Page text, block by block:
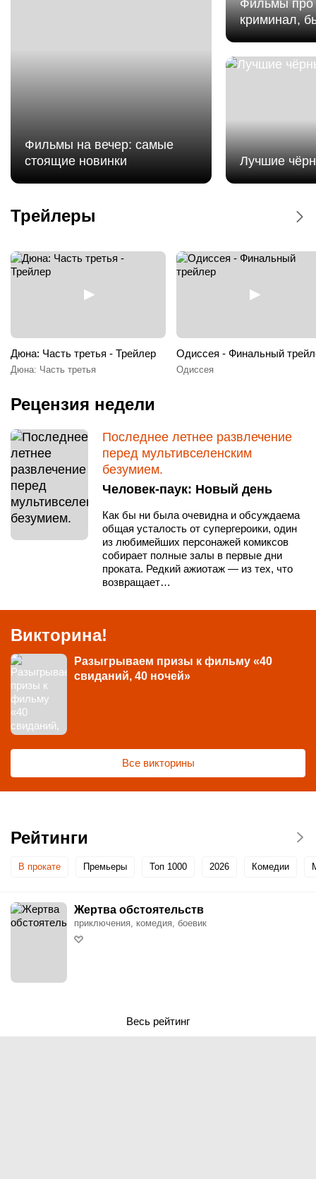
Фильмы на вечер: самые
стоящие новинки
Фильмы про
криминал,
Лучшие
Трейлеры
Мстители: Доктор Дум - Дублированный
Мстители: Доктор Дум
Дюна: Часть третья - Трейлер
Дюна: Часть третья
Одиссея - Финальный
Одиссея
Рецензия недели
Последнее летнее развлечение
перед мультивселенским
безумием.
Человек-паук: Новый день
Как бы ни была очевидна и обсуждаема
общая усталость от супергероики, один
из любимейших персонажей комиксов
собирает полные залы в первые дни
проката. Редкий ажиотаж — из тех, что
возвращает…
Викторина!
Разыгрываем призы к фильму «40
свиданий, 40 ночей»
Все викторины
Рейтинги
В прокате Премьеры Топ 1000 2026 Комедии
Жертва обстоятельств
приключения, комедия, боевик
Весь рейтинг